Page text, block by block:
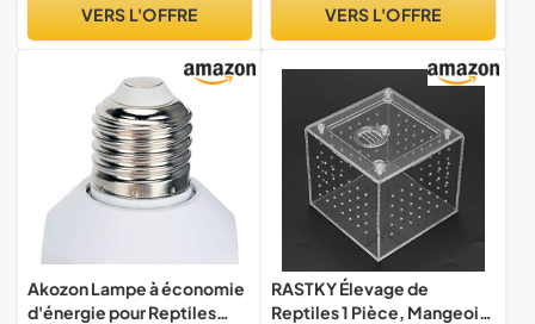
Acrylique/et
VERS L'OFFRE
Habitat Reptile
VERS L'OFFRE
Akozon Lampe à économie
d'énergie pour Reptiles
RASTKY Élevage de
Reptiles 1 Pièce, Mangeoire